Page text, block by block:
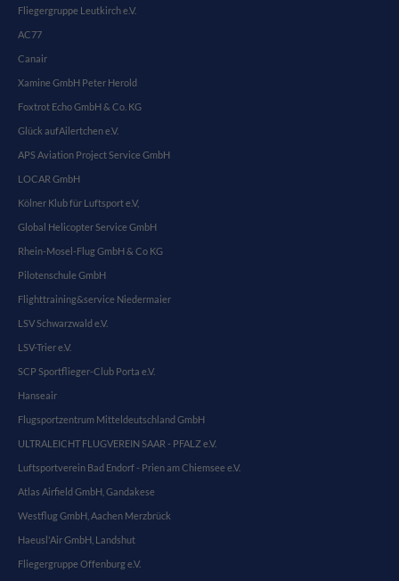
About us
Lorem ipsum dolor sit amet, consectetuer adipiscing elit.
Aenean commodo ligula eget dolor. Aenean massa. Cum
sociis natoque penatibus et magnis dis parturient
montes, nascetur ridiculus mus. Donec quam felis,
ultricies nec.
Fliegergruppe Leutkirch e.V.
AC77
Canair
Xamine GmbH Peter Herold
Foxtrot Echo GmbH & Co. KG
Glück aufAilertchen e.V.
APS Aviation Project Service GmbH
LOCAR GmbH
Kölner Klub für Luftsport e.V,
Global Helicopter Service GmbH
Rhein-Mosel-Flug GmbH & Co KG
Pilotenschule GmbH
Flighttraining&service Niedermaier
LSV Schwarzwald e.V.
LSV-Trier e.V.
SCP Sportflieger-Club Porta e.V.
Hanseair
Flugsportzentrum Mitteldeutschland GmbH
ULTRALEICHT FLUGVEREIN SAAR - PFALZ e.V.
Luftsportverein Bad Endorf - Prien am Chiemsee e.V.
Atlas Airfield GmbH, Gandakese
Westflug GmbH, Aachen Merzbrück
Haeusl'Air GmbH, Landshut
Fliegergruppe Offenburg e.V.